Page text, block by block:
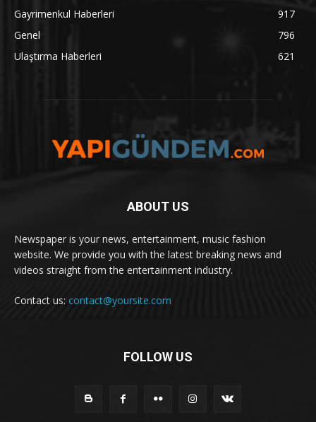
Gayrimenkul Haberleri
917
Genel
796
Ulaştırma Haberleri
621
ABOUT US
Newspaper is your news, entertainment, music fashion
website. We provide you with the latest breaking news and
videos straight from the entertainment industry.
Contact us: contact@yoursite.com
FOLLOW US